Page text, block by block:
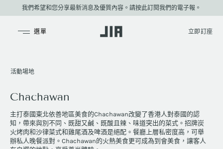
我們希望和您分享最新消息及優質內容。請按此訂閱我們的電子報。
活動場地
Chachawan
主打泰國東北依善地區美食的Chachawan改變了香港人對泰國的認
知，帶來與別不同、既甜又鹹、既酸且辣、味道突出的菜式。招牌炭
火烤肉和沙律菜式和雞尾酒及啤酒是絕配。餐廳上層私密度高，可舉
辦私人晚餐派對。Chachawan的火熱美食更可成為到會美食，讓客人